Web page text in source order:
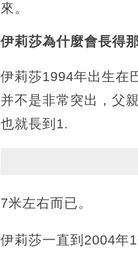
來。
伊莉莎為什麼會長得
伊莉莎1994年出生在
并不是非常突出，父
也就長到1.
7米左右而已。
伊莉莎一直到2004年